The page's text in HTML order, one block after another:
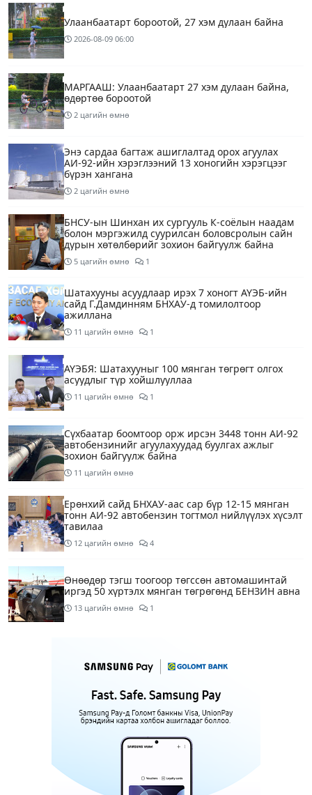
Улаанбаатарт бороотой, 27 хэм дулаан байна
2026-08-09 06:00
МАРГААШ: Улаанбаатарт 27 хэм дулаан байна,
өдөртөө бороотой
2 цагийн өмнө
Энэ сардаа багтаж ашиглалтад орох агуулах
АИ-92-ийн хэрэглээний 13 хоногийн хэрэгцээг
бүрэн хангана
2 цагийн өмнө
БНСУ-ын Шинхан их сургууль К-соёлын наадам
болон мэргэжилд суурилсан боловсролын сайн
дурын хөтөлбөрийг зохион байгуулж байна
5 цагийн өмнө 1
Шатахууны асуудлаар ирэх 7 хоногт АҮЭБ-ийн
сайд Г.Дамдинням БНХАУ-д томилолтоор
ажиллана
11 цагийн өмнө 1
АҮЭБЯ: Шатахууныг 100 мянган төгрөгт олгох
асуудлыг түр хойшлууллаа
11 цагийн өмнө 1
Сүхбаатар боомтоор орж ирсэн 3448 тонн АИ-92
автобензинийг агуулахуудад буулгах ажлыг
зохион байгуулж байна
11 цагийн өмнө
Ерөнхий сайд БНХАУ-аас сар бүр 12-15 мянган
тонн АИ-92 автобензин тогтмол нийлүүлэх хүсэлт
тавилаа
12 цагийн өмнө 4
Өнөөдөр тэгш тоогоор төгссөн автомашинтай
иргэд 50 хүртэлх мянган төгрөгөнд БЕНЗИН авна
13 цагийн өмнө 1
Өнөөдөр” Аавуудын баяр”-ын өдөр
15 цагийн өмнө
Улаанбаатарт 31 хэм дулаан байна
17 цагийн өмнө